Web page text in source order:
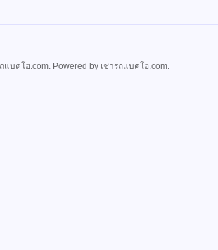
แบคโฮ.com. Powered by เช่ารถแบคโฮ.com.